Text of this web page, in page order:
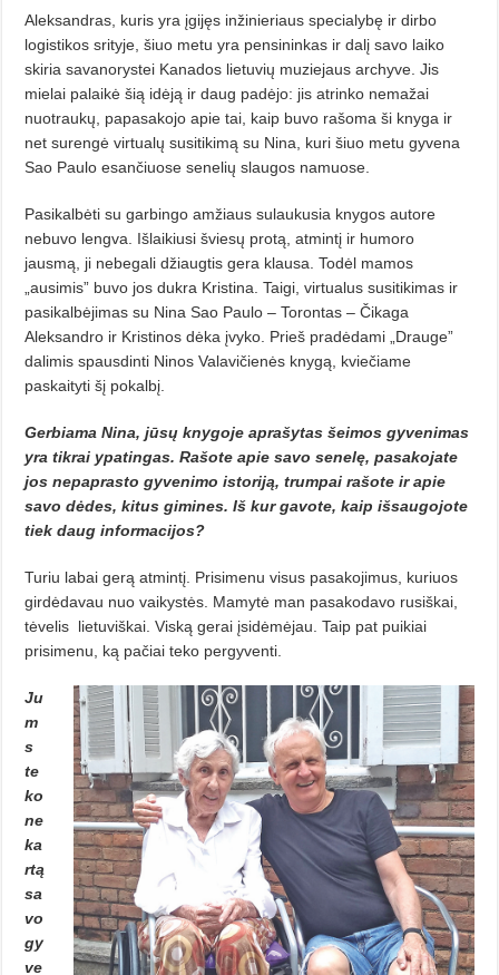
Aleksandras, kuris yra įgijęs inžinieriaus specialybę ir dirbo
logistikos srityje, šiuo metu yra pensininkas ir dalį savo laiko
skiria savanorystei Kanados lietuvių muziejaus archyve. Jis
mielai palaikė šią idėją ir daug padėjo: jis atrinko nemažai
nuotraukų, papasakojo apie tai, kaip buvo rašoma ši kny­ga ir
net surengė virtualų susitikimą su Nina, kuri šiuo metu gyvena
Sao Paulo esančiuose senelių slaugos namuose.
Pasikalbėti su garbingo amžiaus sulaukusia knygos autore
nebuvo lengva. Išlaikiusi šviesų protą, atmintį ir humoro
jausmą, ji nebegali džiaugtis gera klausa. Todėl mamos
„ausimis” buvo jos dukra Kristina. Taigi, virtua­lus susitikimas ir
pasikalbėjimas su Ni­na Sao Paulo – Torontas – Čikaga
Aleksandro ir Kristinos dėka įvyko. Prieš pradėdami „Drauge”
dalimis spausdin­ti Ninos Valavičienės knygą, kviečiame
paskaityti šį pokalbį.
Gerbiama Nina, jūsų knygoje ap­rašytas šeimos gyvenimas
yra tikrai ypatingas. Rašote apie savo senelę, pasakojate
jos nepaprasto gyvenimo istoriją, trumpai rašote ir apie
savo dėdes, kitus gimines. Iš kur gavote, kaip išsaugojote
tiek daug informacijos?
Turiu labai gerą atmintį. Prisime­­nu visus pasakojimus, kuriuos
girdėdavau nuo vaikystės. Mamytė man pasakodavo rusiškai,
tėvelis lietuviškai. Viską gerai įsidėmėjau. Taip pat pui­kiai
prisimenu, ką pačiai teko pergyventi.
Ju
m
s
te
ko
ne
ka
rtą
sa
vo
gy
ve